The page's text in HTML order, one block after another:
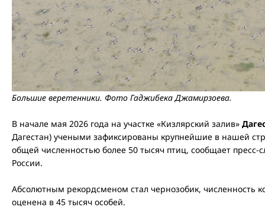
Большие веретенники. Фото Гаджибека Джамирзоева.
В начале мая 2026 года на участке «Кизлярский залив»
Дагестан) учеными зафиксированы крупнейшие в нашей
общей численностью более 50 тысяч птиц, сообщает
России.
Абсолютным рекордсменом стал чернозобик, численность
оценена в 45 тысяч особей.